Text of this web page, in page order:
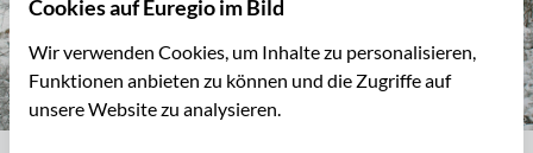
Cookies auf Euregio im Bild
Wir verwenden Cookies, um Inhalte zu personalisieren,
Funktionen anbieten zu können und die Zugriffe auf
unsere Website zu analysieren.